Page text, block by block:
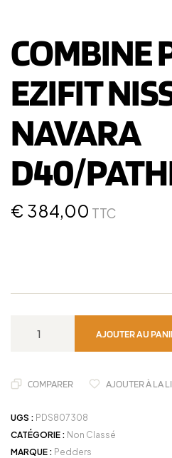
COMBINE
EZIFIT
NAVARA
D40/
€ 384,00 TTC
AJOUTER AU
COMPARER AJOUTER À LA
UGS : PDS807308
CATÉGORIE : Non Classé
MARQUE : Pedders